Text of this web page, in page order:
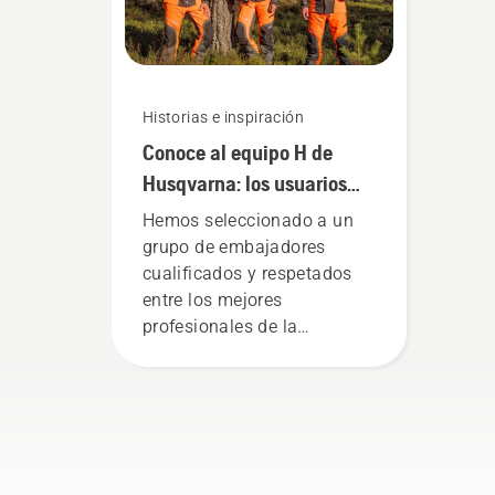
Historias e inspiración
Conoce al equipo H de
Husqvarna: los usuarios
más exigentes
Hemos seleccionado a un
grupo de embajadores
cualificados y respetados
entre los mejores
profesionales de la